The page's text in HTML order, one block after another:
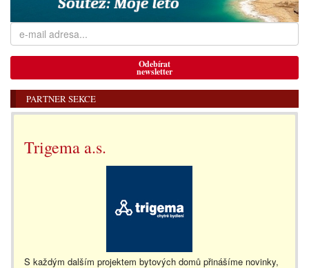
Odebírat
newsletter
PARTNER SEKCE
Trigema a.s.
S každým dalším projektem bytových domů přinášíme novinky,